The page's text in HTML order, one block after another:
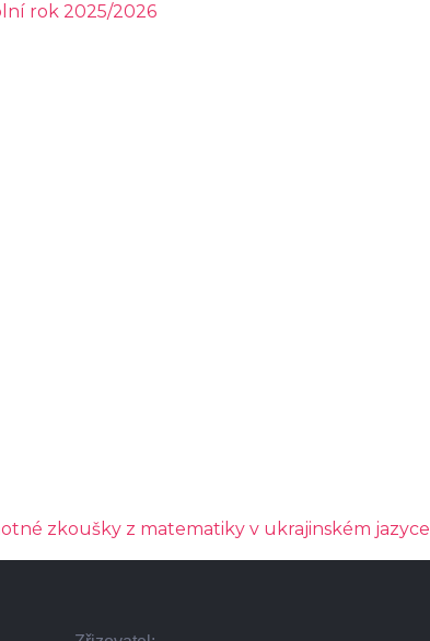
rok 2025/2026
zkoušky z matematiky v ukrajinském jazyce